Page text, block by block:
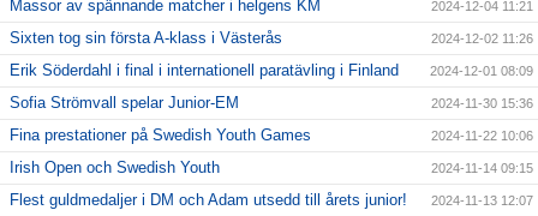
Massor av spännande matcher i helgens KM 2024-12-04 11:21
Sixten tog sin första A-klass i Västerås 2024-12-02 11:26
Erik Söderdahl i final i internationell paratävling i Finland 2024-12-01 08:09
Sofia Strömvall spelar Junior-EM 2024-11-30 15:36
Fina prestationer på Swedish Youth Games 2024-11-22 10:06
Irish Open och Swedish Youth 2024-11-14 09:15
Flest guldmedaljer i DM och Adam utsedd till årets junior! 2024-11-13 12:07